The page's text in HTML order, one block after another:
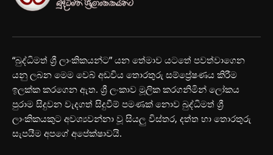
“බුද්ධිමත් ශ්‍රී ලාංකිකයන්ට” යන තේමාව යටතේ පවත්වාගෙන
යනු ලබන මෙම වෙබ් අඩවිය තොරතුරු සම්ප්‍රේෂණය කිරීම
ඉලක්ක කරගෙන ඇත. ශ්‍රී ලංකාව මූලික කරගනිමින් ලෝකය
පුරාම සිදුවන වැදගත් සිදුවීම් පමණක් නොව බුද්ධිමත් ශ්‍රී
ලාංකිකයකුට අවශ්‍යවන්නා වූ සියලු විස්තර, දත්ත හා තොරතුරු
සැපයීම අපගේ අපේක්ෂාවයි.